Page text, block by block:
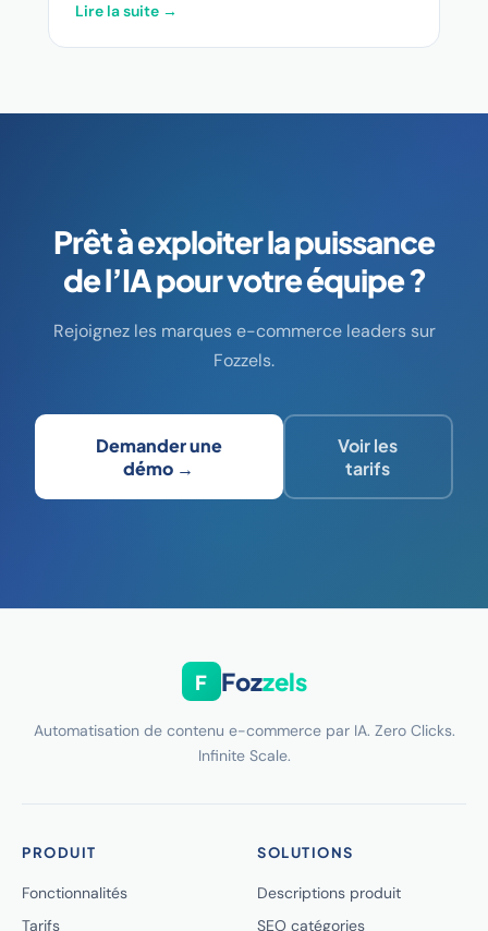
Lire la suite →
Prêt à exploiter la puissance
de l’IA pour votre équipe ?
Rejoignez les marques e-commerce leaders sur
Fozzels.
Demander une
démo →
Voir les
tarifs
F Fozzels
Automatisation de contenu e-commerce par IA. Zero Clicks.
Infinite Scale.
PRODUIT
Fonctionnalités
Tarifs
SOLUTIONS
Descriptions produit
SEO catégories